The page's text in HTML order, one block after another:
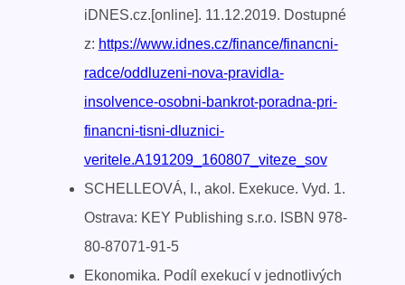
iDNES.cz.[online]. 11.12.2019. Dostupné
z: https://www.idnes.cz/finance/financni-
radce/oddluzeni-nova-pravidla-
insolvence-osobni-bankrot-poradna-pri-
financni-tisni-dluznici-
veritele.A191209_160807_viteze_sov
SCHELLEOVÁ, I., akol. Exekuce. Vyd. 1.
Ostrava: KEY Publishing s.r.o. ISBN 978-
80-87071-91-5
Ekonomika. Podíl exekucí v jednotlivých